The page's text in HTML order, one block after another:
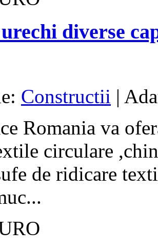
diverse
Constructii |
Romania va
circulare
de ridicare